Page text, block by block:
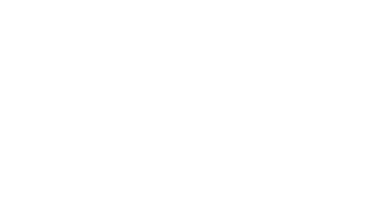
新疆、西藏、内蒙古、宁夏、海南、青海)不发货